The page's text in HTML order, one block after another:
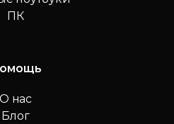
ПК
О нас
Блог